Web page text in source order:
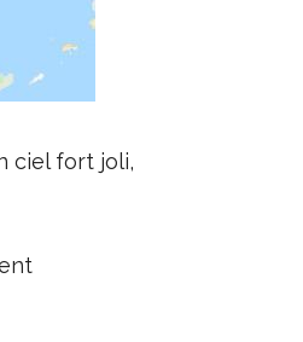
ciel fort joli,